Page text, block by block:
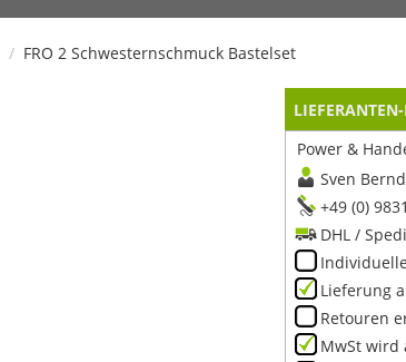
/ FRO 2 Schwesternschmuck Bastelset
Power &
Sven
+49 (0)
DHL /
Lieferung
Retouren
MwSt wird